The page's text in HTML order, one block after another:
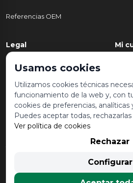
Referencias OEM
Legal
Política de Privacidad
Aviso legal y condiciones de
uso
Política de Cookies
Mi
Mis
Lista
© 2026 Desguace Malvarrosa. Todos
Desarrollado por
Usamos cookies
Utilizamos cookies técnicas
funcionamiento de la web y, con
cookies de preferencias,
Puedes aceptar todas,
Ver política de cookies
Rechazar
Configurar